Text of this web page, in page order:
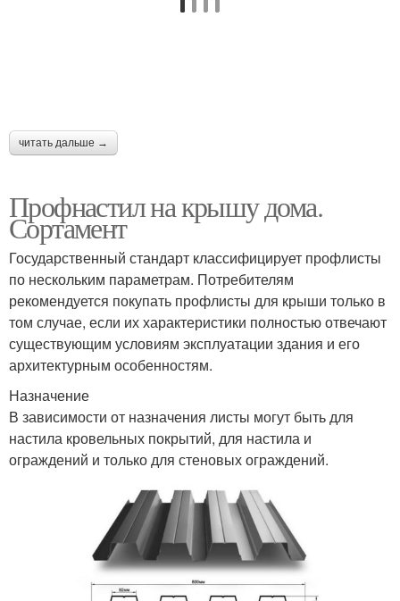
читать дальше →
Профнастил на крышу дома.
Сортамент
Государственный стандарт классифицирует профлисты
по нескольким параметрам. Потребителям
рекомендуется покупать профлисты для крыши только в
том случае, если их характеристики полностью отвечают
существующим условиям эксплуатации здания и его
архитектурным особенностям.
Назначение
В зависимости от назначения листы могут быть для
настила кровельных покрытий, для настила и
ограждений и только для стеновых ограждений.